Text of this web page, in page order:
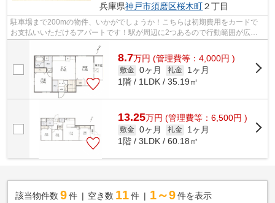
兵庫県神戸市須磨区桜木町２丁目
駐車場まで200mの物件、いかがでしょうか！こちらは初期費用をカードで
お支払いいただけるアパートです！駅が周辺に2つあるので行動範囲が広が
8.7万円 (管理費等：4,000円 )
敷金 0ヶ月 礼金
1ヶ月
1階 / 1LDK / 35.19㎡
13.25万円 (管理費等：6,500円 )
敷金 0ヶ月 礼金
1ヶ月
1階 / 3LDK / 60.18㎡
該当物件数 9件 空き数 11 件 1～9 件を表示